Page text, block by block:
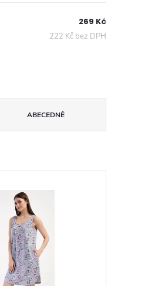
269 Kč
222 Kč bez DPH
ABECEDNĚ